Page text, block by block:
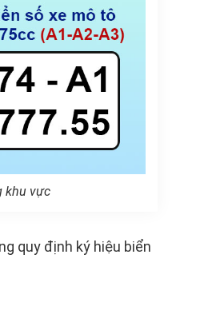
khu vực
quy định ký hiệu biển